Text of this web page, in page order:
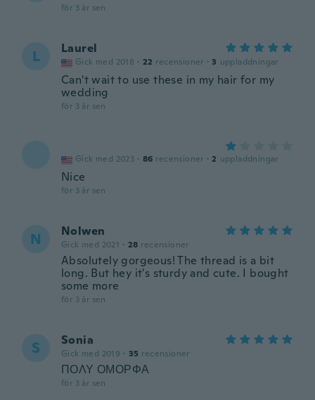
för 3 år sen
L Laurel
Gick med 2018 · 22 recensioner · 3 uppladdningar
Can't wait to use these in my hair for my
wedding
för 3 år sen
Gick med 2023 · 86 recensioner · 2 uppladdningar
Nice
för 3 år sen
N Nolwen
Gick med 2021 · 28 recensioner
Absolutely gorgeous! The thread is a bit
long. But hey it's sturdy and cute. I bought
some more
för 3 år sen
S Sonia
Gick med 2019 · 35 recensioner
ΠΟΛΥ ΟΜΟΡΦΑ
för 3 år sen